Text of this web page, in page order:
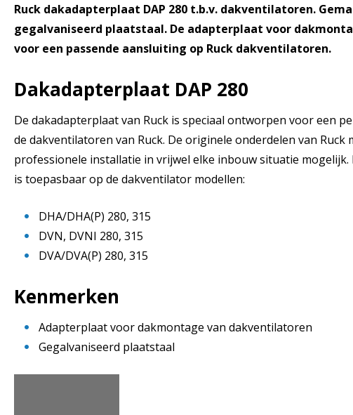
Ruck dakadapterplaat DAP 280 t.b.v. dakventilatoren.
gegalvaniseerd plaatstaal. De adapterplaat voor
voor een passende aansluiting op Ruck dakventilatoren.
Dakadapterplaat DAP 280
De dakadapterplaat van Ruck is speciaal ontworpen voor een
de dakventilatoren van Ruck. De originele onderdelen van Ruck
professionele installatie in vrijwel elke inbouw situatie
is toepasbaar op de dakventilator modellen:
DHA/DHA(P) 280, 315
DVN, DVNI 280, 315
DVA/DVA(P) 280, 315
Kenmerken
Adapterplaat voor dakmontage van dakventilatoren
Gegalvaniseerd plaatstaal